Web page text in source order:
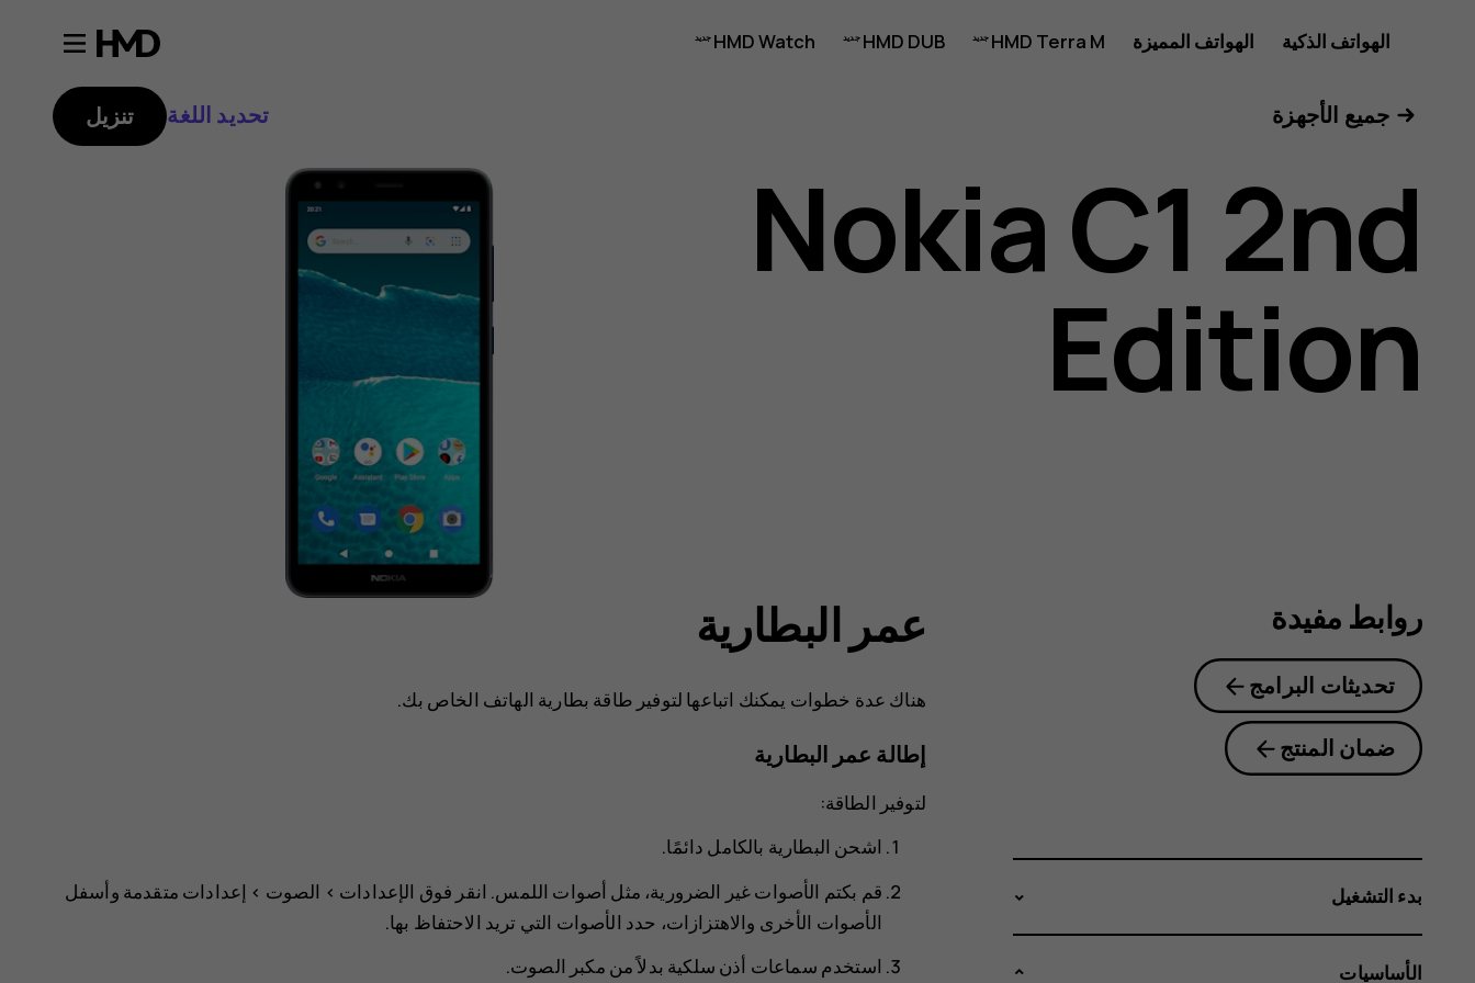
دليل
مستخدم
Nokia
C1
Edition
الهواتف الذكية الهواتف المميزة HMD Terra M
HMD DUB
HMD Watch
جميع الأجهزة تحديد اللغة تنزيل
Nokia C1 2nd
Edition
عمر البطارية
هناك عدة خطوات يمكنك اتباعها لتوفير طاقة بطارية الهاتف الخاص بك.
إطالة عمر البطارية
لتوفير الطاقة:
اشحن البطارية بالكامل دائمًا.
قم بكتم الأصوات غير الضرورية، مثل أصوات اللمس. انقر فوق
> الصوت > إعدادات متقدمة وأسفل
الأصوات الأخرى والاهتزازات، حدد الأصوات التي تريد الاحتفاظ بها.
استخدم سماعات أذن سلكية بدلاً من مكبر الصوت.
روابط مفيدة
تحديثات البرامج
ضمان المنتج
بدء التشغيل
الأساسيات